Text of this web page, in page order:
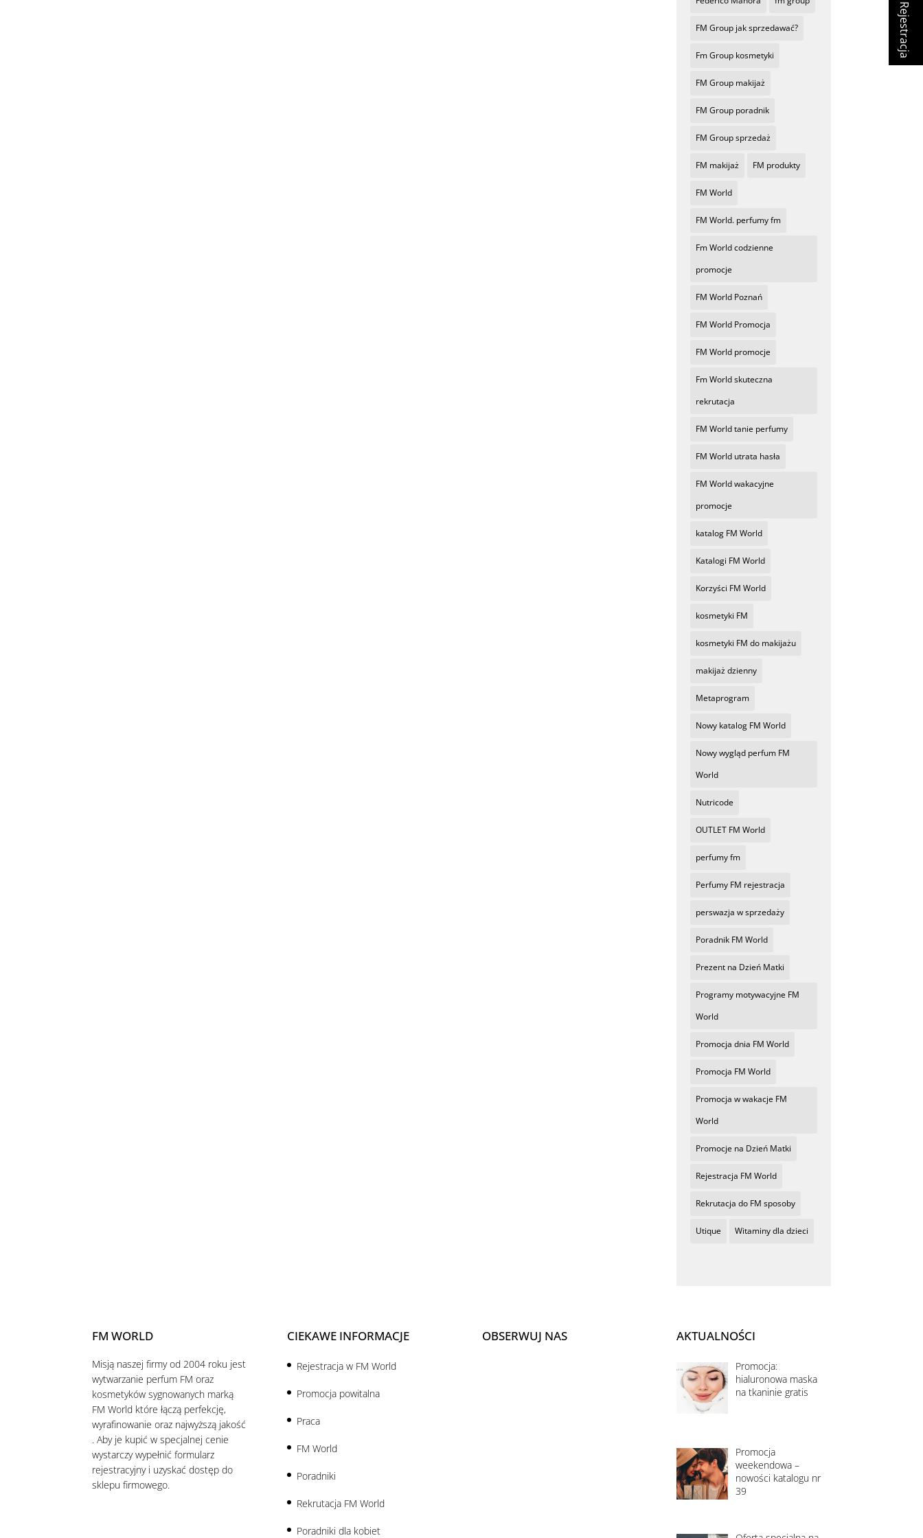
Rejestracja
FM Group jak sprzedawać?
Fm Group kosmetyki
FM Group makijaż
FM Group poradnik
FM Group sprzedaż
FM makijaż FM produkty
FM World
FM World. perfumy fm
Fm World codzienne
promocje
FM World Poznań
FM World Promocja
FM World promocje
Fm World skuteczna
rekrutacja
FM World tanie perfumy
FM World utrata hasła
FM World wakacyjne
promocje
katalog FM World
Katalogi FM World
Korzyści FM World
kosmetyki FM
kosmetyki FM do makijażu
makijaż dzienny
Metaprogram
Nowy katalog FM World
Nowy wygląd perfum FM
World
Nutricode
OUTLET FM World
perfumy fm
Perfumy FM rejestracja
perswazja w sprzedaży
Poradnik FM World
Prezent na Dzień Matki
Programy motywacyjne FM
World
Promocja dnia FM World
Promocja FM World
Promocja w wakacje FM
World
Promocje na Dzień Matki
Rejestracja FM World
Rekrutacja do FM sposoby
Utique Witaminy dla dzieci
FM WORLD
Misją naszej firmy od 2004 roku jest
wytwarzanie perfum FM oraz
kosmetyków sygnowanych marką
FM World które łączą perfekcję,
wyrafinowanie oraz najwyższą jakość
. Aby je kupić w specjalnej cenie
wystarczy wypełnić formularz
rejestracyjny i uzyskać dostęp do
sklepu firmowego.
CIEKAWE INFORMACJE
Rejestracja w FM World
Promocja powitalna
Praca
FM World
Poradniki
Rekrutacja FM World
Poradniki dla kobiet
OBSERWUJ NAS AKTUALNOŚCI
Promocja:
hialuronowa maska
na tkaninie gratis
Promocja
weekendowa –
nowości katalogu nr
39